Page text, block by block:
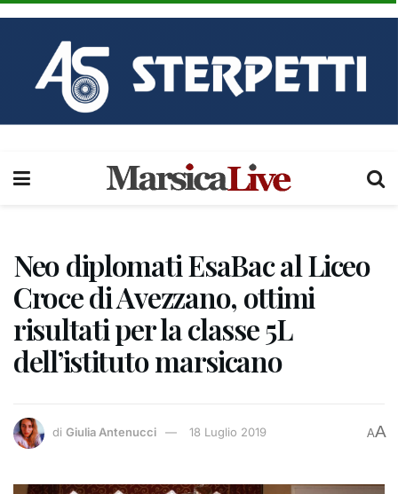
Neo diplomati EsaBac al Liceo
Croce di Avezzano, ottimi
risultati per la classe 5L
dell’istituto marsicano
di Giulia Antenucci 18 Luglio 2019 AA